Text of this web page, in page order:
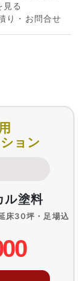
見る
り・お問合せ
ョン
ル塗料
床30坪・足場込